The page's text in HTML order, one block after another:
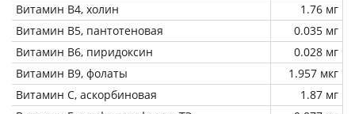
Витамин В4, холин
1.76 мг
Витамин В5, пантотеновая
0.035 мг
Витамин В6, пиридоксин
0.028 мг
Витамин В9, фолаты
1.957 мкг
Витамин C, аскорбиновая
1.87 мг